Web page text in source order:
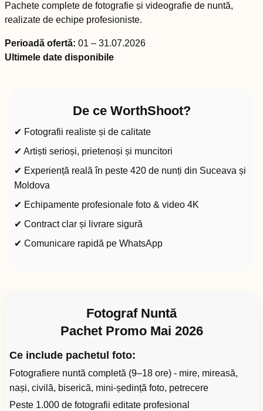
Pachete complete de fotografie și videografie de nuntă,
realizate de echipe profesioniste.
Perioadă ofertă: 01 – 31.07.2026
Ultimele date disponibile
De ce WorthShoot?
✔ Fotografii realiste și de calitate
✔ Artiști serioși, prietenoși și muncitori
✔ Experiență reală în peste 420 de nunți din Suceava și
Moldova
✔ Echipamente profesionale foto & video 4K
✔ Contract clar și livrare sigură
✔ Comunicare rapidă pe WhatsApp
Fotograf Nuntă
Pachet Promo Mai 2026
Ce include pachetul foto:
Fotografiere nuntă completă (9–18 ore) - mire, mireasă,
nași, civilă, biserică, mini-ședință foto, petrecere
Peste 1.000 de fotografii editate profesional